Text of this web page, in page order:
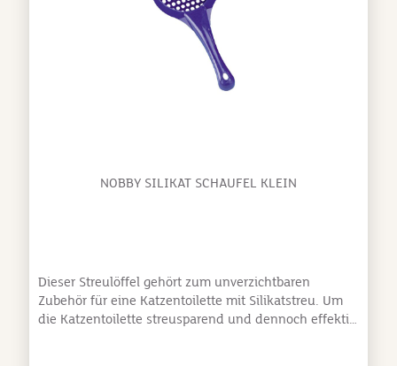
NOBBY SILIKAT SCHAUFEL KLEIN
Dieser Streulöffel gehört zum unverzichtbaren
Zubehör für eine Katzentoilette mit Silikatstreu. Um
die Katzentoilette streusparend und dennoch effektiv